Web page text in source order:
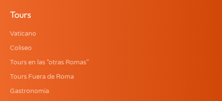
Tours
Vaticano
Coliseo
Tours en las “otras Romas”
Tours Fuera de Roma
Gastronomía